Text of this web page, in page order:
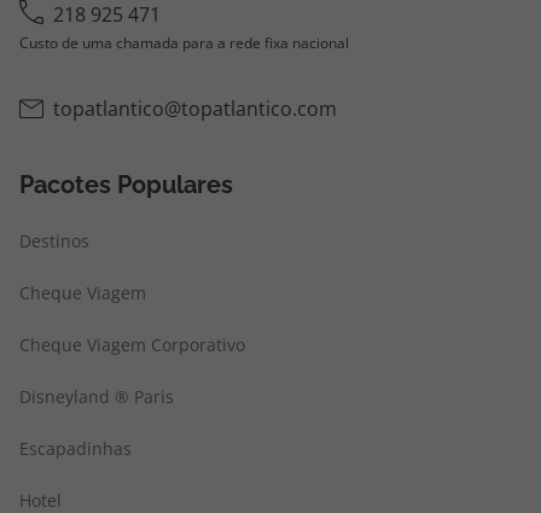
218 925 471
Custo de uma chamada para a rede fixa nacional
topatlantico@topatlantico.com
Pacotes Populares
Destinos
Cheque Viagem
Cheque Viagem Corporativo
Disneyland ® Paris
Escapadinhas
Hotel